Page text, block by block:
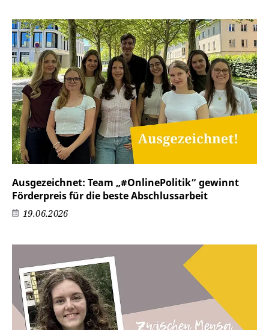
Ausgezeichnet: Team „#OnlinePolitik” gewinnt
Förderpreis für die beste Abschlussarbeit
19.06.2026